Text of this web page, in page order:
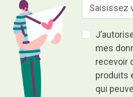
mes
recevoir
produits
qui